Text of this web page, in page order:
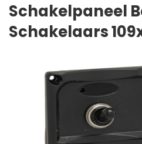
Schakelpaneel
Schakelaars